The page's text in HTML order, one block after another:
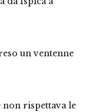
un ventenne
non rispettava le